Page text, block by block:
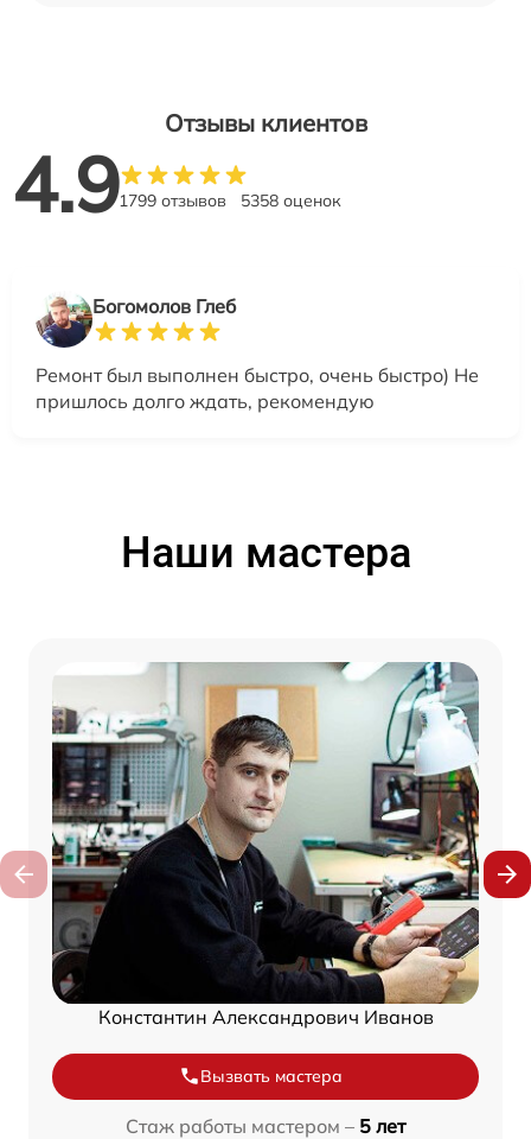
Отзывы клиентов
4.91799 отзывов 5358 оценок
Богомолов Глеб
Ремонт был выполнен быстро, очень быстро) Не
пришлось долго ждать, рекомендую
Наши мастера
Константин Александрович Иванов
Вызвать мастера
Стаж работы мастером – 5 лет